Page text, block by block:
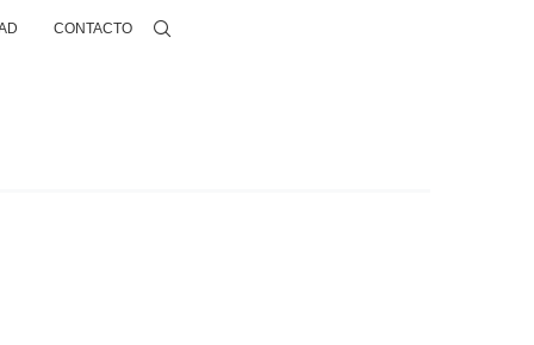
CONTACTO